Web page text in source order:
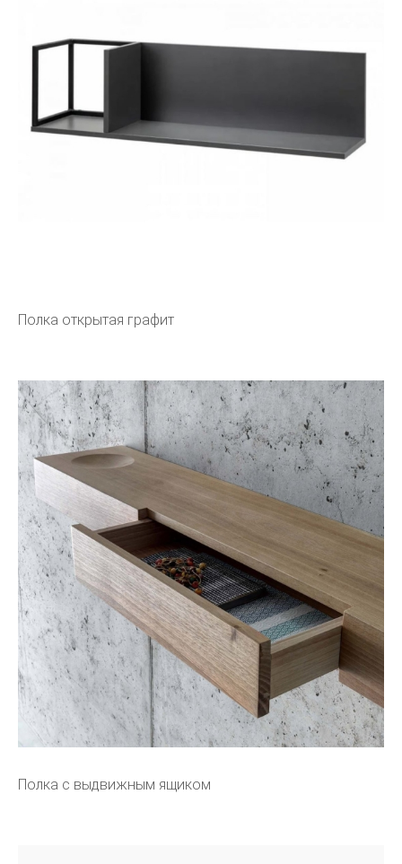
Полка открытая графит
Полка с выдвижным ящиком